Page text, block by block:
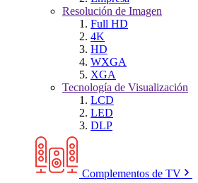
Resolución de Imagen
Full HD
4K
HD
WXGA
XGA
Tecnología de Visualización
LCD
LED
DLP
Complementos de TV